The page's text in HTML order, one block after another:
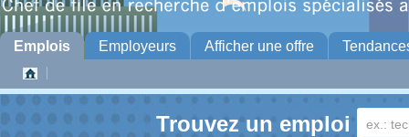
Emplois Employeurs Afficher une offre
Trouvez un emploi